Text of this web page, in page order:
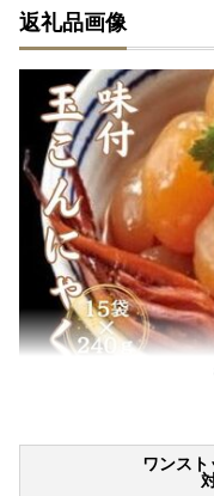
返礼品画像
ワンス